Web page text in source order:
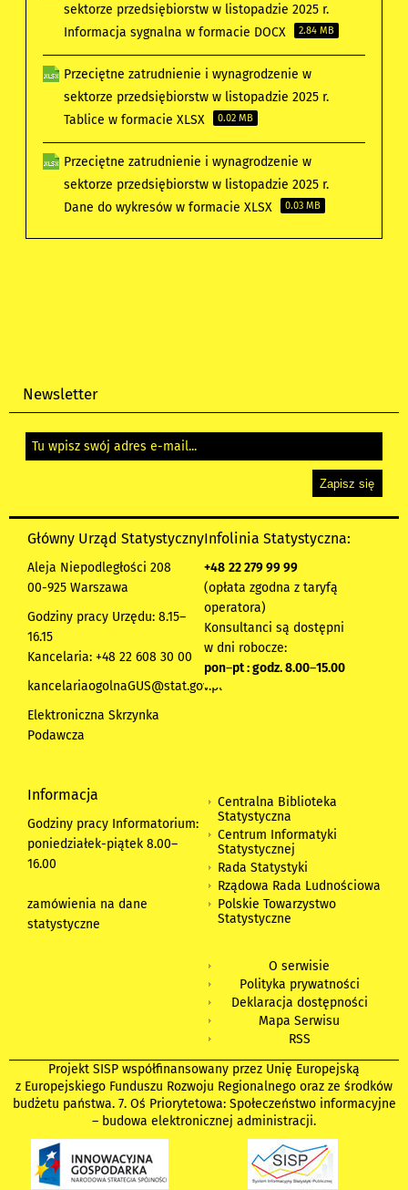
sektorze przedsiębiorstw w listopadzie 2025 r.
Informacja sygnalna w formacie DOCX
2.84 MB
Przeciętne zatrudnienie i wynagrodzenie w
sektorze przedsiębiorstw w listopadzie 2025 r.
Tablice w formacie XLSX
0.02 MB
Przeciętne zatrudnienie i wynagrodzenie w
sektorze przedsiębiorstw w listopadzie 2025 r.
Dane do wykresów w formacie XLSX
0.03 MB
Newsletter
Główny Urząd Statystyczny
Aleja Niepodległości 208
00-925 Warszawa
Godziny pracy Urzędu: 8.15–
16.15
Kancelaria: +48 22 608 30 00
kancelariaogolnaGUS@stat.gov.pl
Elektroniczna Skrzynka
Podawcza
Infolinia Statystyczna:
+48 22 279 99 99
(opłata zgodna z taryfą
operatora)
Konsultanci są dostępni
w dni robocze:
pon–pt : godz. 8.00–15.00
Informacja
Godziny pracy Informatorium:
poniedziałek-piątek 8.00–
16.00
zamówienia na dane
statystyczne
Centralna Biblioteka
Statystyczna
Centrum Informatyki
Statystycznej
Rada Statystyki
Rządowa Rada Ludnościowa
Polskie Towarzystwo
Statystyczne
O serwisie
Polityka prywatności
Deklaracja dostępności
Mapa Serwisu
RSS
Projekt SISP współfinansowany przez Unię Europejską
z Europejskiego Funduszu Rozwoju Regionalnego oraz ze środków
budżetu państwa. 7. Oś Priorytetowa: Społeczeństwo informacyjne
– budowa elektronicznej administracji.